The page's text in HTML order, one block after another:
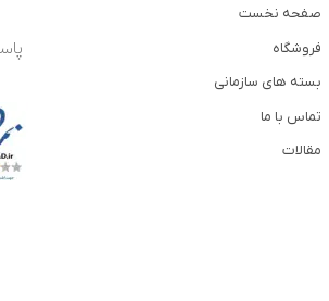
صفحه نخست
فروشگاه
بسته های سازمانی
تماس با ما
مقالات